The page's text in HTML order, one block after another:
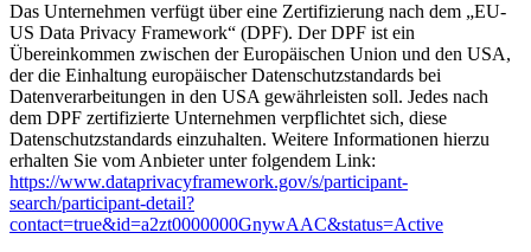
Das Unternehmen verfügt über eine Zertifizierung nach dem „EU-
US Data Privacy Framework“ (DPF). Der DPF ist ein
Übereinkommen zwischen der Europäischen Union und den USA,
der die Einhaltung europäischer Datenschutzstandards bei
Datenverarbeitungen in den USA gewährleisten soll. Jedes nach
dem DPF zertifizierte Unternehmen verpflichtet sich, diese
Datenschutzstandards einzuhalten. Weitere Informationen hierzu
erhalten Sie vom Anbieter unter folgendem Link:
https://www.dataprivacyframework.gov/s/participant-
search/participant-detail?
contact=true&id=a2zt0000000GnywAAC&status=Active